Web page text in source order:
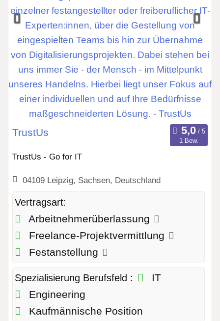
TrustUs
1 Bew.
TrustUs - Go for IT
04109 Leipzig, Sachsen, Deutschland
Vertragsart:
Arbeitnehmerüberlassung
Freelance-Projektvermittlung
Festanstellung
Spezialisierung Berufsfeld :
IT
Engineering
Kaufmännische Position